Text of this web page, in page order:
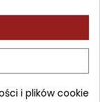
i plików cookie